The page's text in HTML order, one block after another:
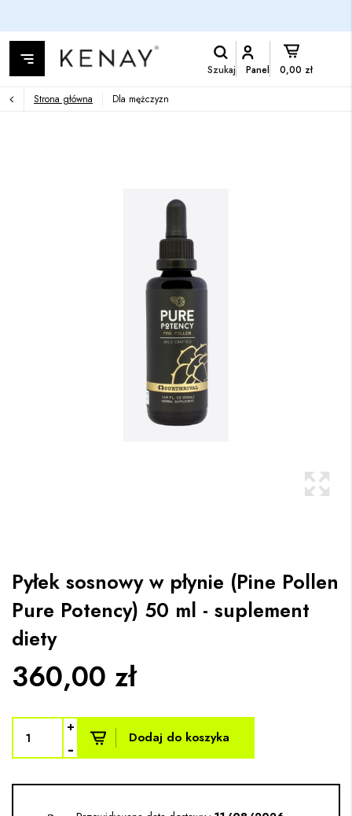
Szukaj Panel 0,00 zł
Strona główna Dla mężczyzn
Pyłek sosnowy w płynie (Pine Pollen
Pure Potency) 50 ml - suplement
diety
360,00 zł
+
- Dodaj do koszyka